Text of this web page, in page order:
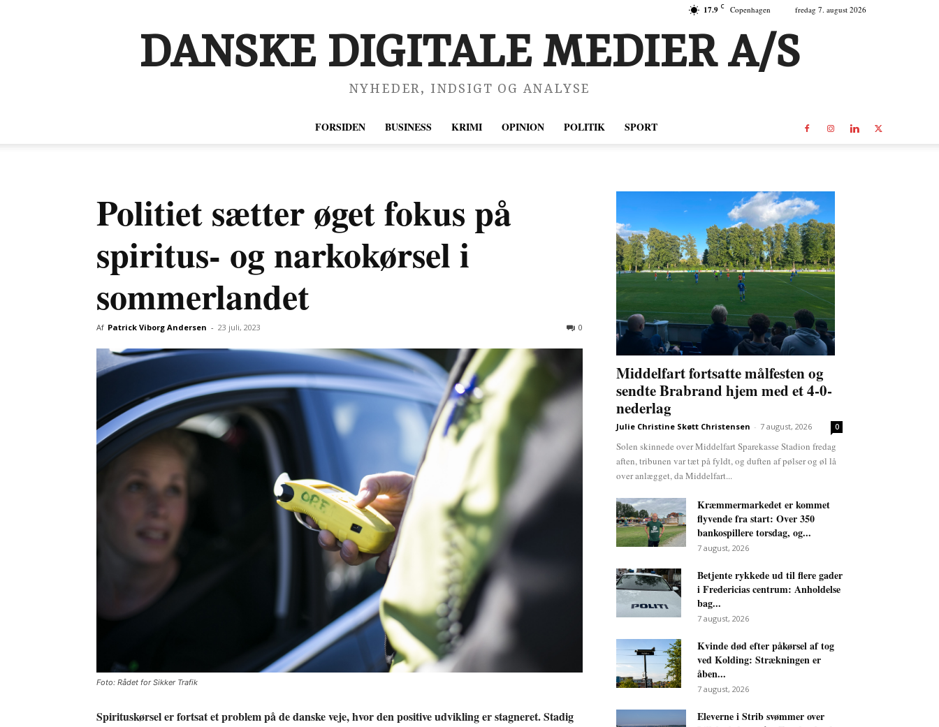
17.9 C Copenhagen fredag 7. august 2026
DANSKE DIGITALE MEDIER A/S
NYHEDER, INDSIGT OG ANALYSE
FORSIDEN BUSINESS KRIMI OPINION POLITIK SPORT
Politiet sætter øget fokus på
spiritus- og narkokørsel i
sommerlandet
Af Patrick Viborg Andersen - 23 juli, 2023 0
Foto: Rådet for Sikker Trafik
Spirituskørsel er fortsat et problem på de danske veje, hvor den positive udvikling er stagneret. Stadig
Middelfart fortsatte målfesten og
sendte Brabrand hjem med et 4-0-
nederlag
Julie Christine Skøtt Christensen - 7 august, 2026 0
Solen skinnede over Middelfart Sparekasse Stadion fredag
aften, tribunen var tæt på fyldt, og duften af pølser og øl lå
over anlægget, da Middelfart...
Kræmmermarkedet er kommet
flyvende fra start: Over 350
bankospillere torsdag, og...
7 august, 2026
Betjente rykkede ud til flere gader
i Fredericias centrum: Anholdelse
bag...
7 august, 2026
Kvinde død efter påkørsel af tog
ved Kolding: Strækningen er
åben...
7 august, 2026
Eleverne i Strib svømmer over